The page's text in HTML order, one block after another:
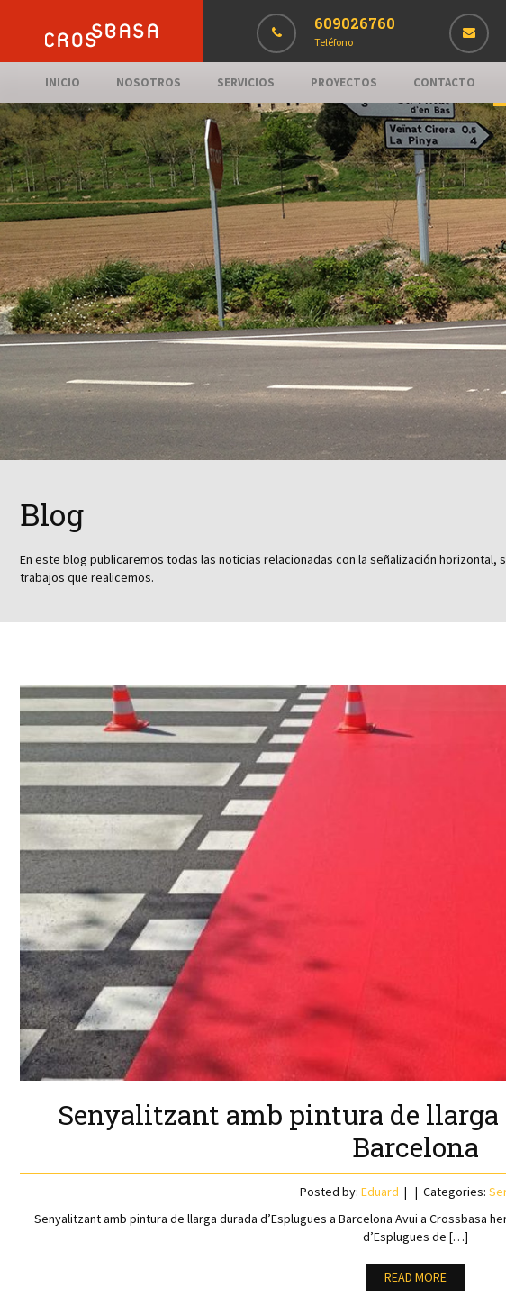
609026760
Teléfono
INICIO NOSOTROS SERVICIOS PROYECTOS CONTACTO
Blog
En este blog publicaremos todas las noticias relacionadas con la señalización
trabajos que realicemos.
Senyalitzant amb pintura de llarga
Barcelona
Posted by:Eduard Categories:
Senyalitzant amb pintura de llarga durada d’Esplugues a Barcelona Avui a Crossbasa
d’Esplugues de […]
READ MORE